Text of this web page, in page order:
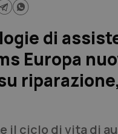
di
Europa
il ciclo di vita di